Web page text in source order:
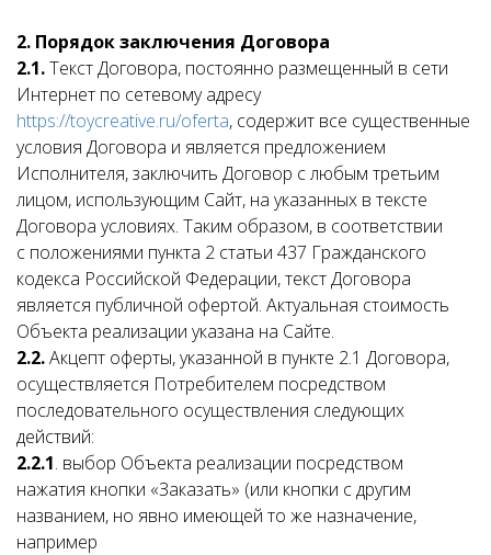
2. Порядок заключения Договора
2.1.Текст Договора, постоянно размещенный в сети
Интернет по сетевому адресу
https://toycreative.ru/oferta, содержит все существенные
условия Договора и является предложением
Исполнителя, заключить Договор с любым третьим
лицом, использующим Сайт, на указанных в тексте
Договора условиях. Таким образом, в соответствии
с положениями пункта 2 статьи 437 Гражданского
кодекса Российской Федерации, текст Договора
является публичной офертой. Актуальная стоимость
Объекта реализации указана на Сайте.
2.2.Акцепт оферты, указанной в пункте 2.1 Договора,
осуществляется Потребителем посредством
последовательного осуществления следующих
действий:
2.2.1. выбор Объекта реализации посредством
нажатия кнопки «Заказать» (или кнопки с другим
названием, но явно имеющей то же назначение,
например